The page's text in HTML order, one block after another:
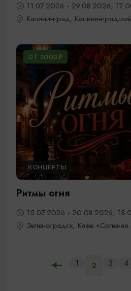
11.07.2026 - 29.08.2026,
Калининград,
ОТ 3000₽
КОНЦЕРТЫ
Ритмы огня
15.07.2026 - 20.08.2026,
Зеленоградск, Кафе
1 2 3 4